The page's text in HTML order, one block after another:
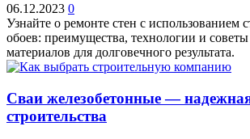
06.12.2023 0
Узнайте о ремонте стен с использованием
обоев: преимущества, технологии и
материалов для долговечного результата.
Сваи железобетонные —
строительства